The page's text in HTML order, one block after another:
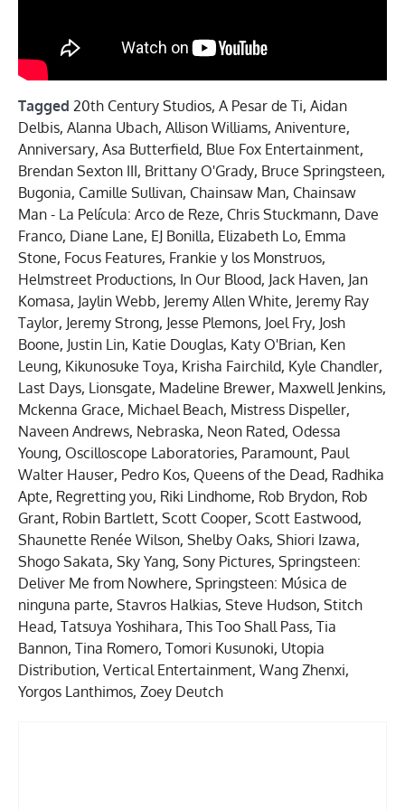
Tagged 20th Century Studios, A Pesar de Ti, Aidan
Delbis, Alanna Ubach, Allison Williams, Aniventure,
Anniversary, Asa Butterfield, Blue Fox Entertainment,
Brendan Sexton III, Brittany O'Grady, Bruce Springsteen,
Bugonia, Camille Sullivan, Chainsaw Man, Chainsaw
Man - La Película: Arco de Reze, Chris Stuckmann, Dave
Franco, Diane Lane, EJ Bonilla, Elizabeth Lo, Emma
Stone, Focus Features, Frankie y los Monstruos,
Helmstreet Productions, In Our Blood, Jack Haven, Jan
Komasa, Jaylin Webb, Jeremy Allen White, Jeremy Ray
Taylor, Jeremy Strong, Jesse Plemons, Joel Fry, Josh
Boone, Justin Lin, Katie Douglas, Katy O'Brian, Ken
Leung, Kikunosuke Toya, Krisha Fairchild, Kyle Chandler,
Last Days, Lionsgate, Madeline Brewer, Maxwell Jenkins,
Mckenna Grace, Michael Beach, Mistress Dispeller,
Naveen Andrews, Nebraska, Neon Rated, Odessa
Young, Oscilloscope Laboratories, Paramount, Paul
Walter Hauser, Pedro Kos, Queens of the Dead, Radhika
Apte, Regretting you, Riki Lindhome, Rob Brydon, Rob
Grant, Robin Bartlett, Scott Cooper, Scott Eastwood,
Shaunette Renée Wilson, Shelby Oaks, Shiori Izawa,
Shogo Sakata, Sky Yang, Sony Pictures, Springsteen:
Deliver Me from Nowhere, Springsteen: Música de
ninguna parte, Stavros Halkias, Steve Hudson, Stitch
Head, Tatsuya Yoshihara, This Too Shall Pass, Tia
Bannon, Tina Romero, Tomori Kusunoki, Utopia
Distribution, Vertical Entertainment, Wang Zhenxi,
Yorgos Lanthimos, Zoey Deutch